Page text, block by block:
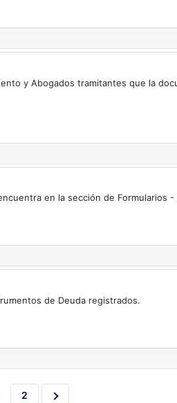
y Abogados tramitantes que la
en la sección de Formularios
de Deuda registrados.
2